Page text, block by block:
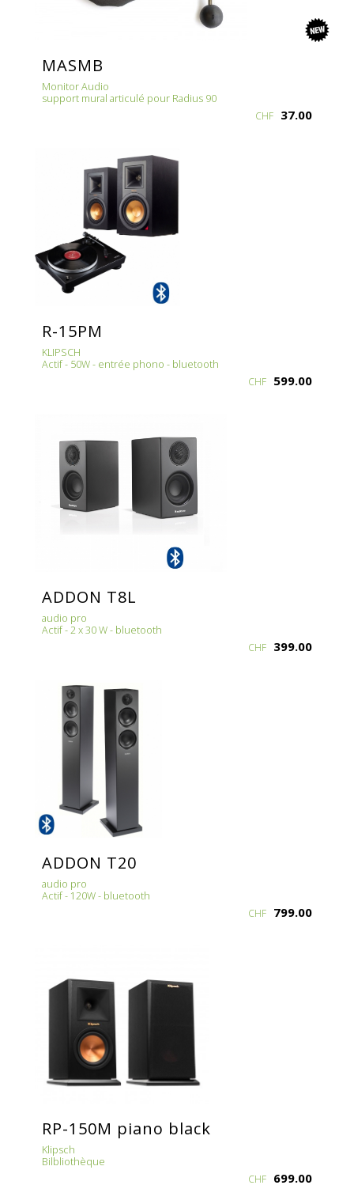
MASMB
Monitor Audio
support mural articulé pour Radius 90
CHF 37.00
R-15PM
KLIPSCH
Actif - 50W - entrée phono - bluetooth
CHF 599.00
ADDON T8L
audio pro
Actif - 2 x 30 W - bluetooth
CHF 399.00
ADDON T20
audio pro
Actif - 120W - bluetooth
CHF 799.00
RP-150M piano black
Klipsch
Bilbliothèque
CHF 699.00